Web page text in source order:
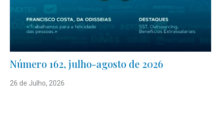
Número 162, julho-agosto de 2026
26 de Julho, 2026